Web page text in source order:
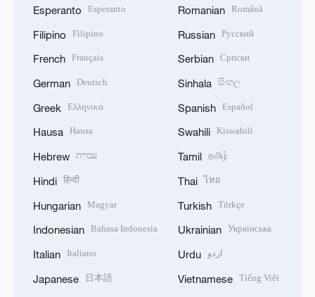
Esperanto Esperanto
Filipino Filipino
French Français
German Deutsch
Greek Ελληνικά
Hausa Hausa
Hebrew עברית
Hindi हिन्दी
Hungarian Magyar
Indonesian Bahasa Indonesia
Italian Italiano
Japanese 日本語
Romanian Română
Russian Русский
Serbian Српски
Sinhala සිංහල
Spanish Español
Swahili Kiswahili
Tamil தமிழ்
Thai ไทย
Turkish Türkçe
Ukrainian Українська
Urdu اردو
Vietnamese Tiếng Việt